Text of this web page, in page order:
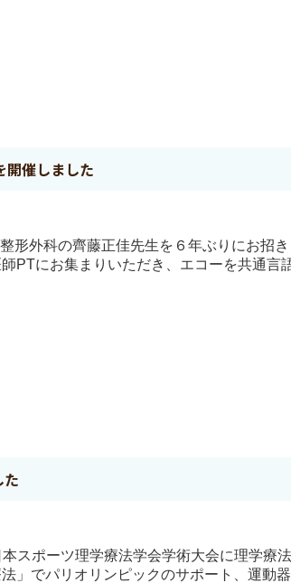
催しました
形外科の齊藤正佳先生を６年ぶりにお招
PTにお集まりいただき、エコーを共通言
スポーツ理学療法学会学術大会に理学療
」でパリオリンピックのサポート、運動